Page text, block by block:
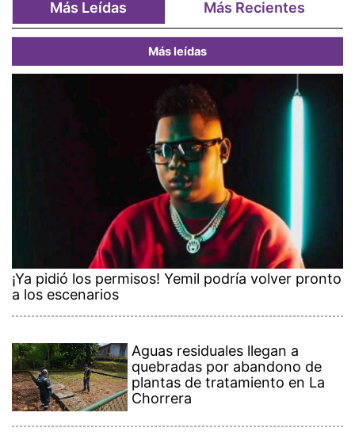
Más Leídas Más Recientes
Más leídas
¡Ya pidió los permisos! Yemil podría volver pronto
a los escenarios
Aguas residuales llegan a
quebradas por abandono de
plantas de tratamiento en La
Chorrera